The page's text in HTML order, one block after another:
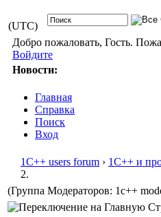
(UTC)
Добро пожаловать, Гость.
Войдите
Новости:
Главная
Справка
Поиск
Вход
1С++ users forum › 1С++ и
2.
(Группа Модераторов: 1c++